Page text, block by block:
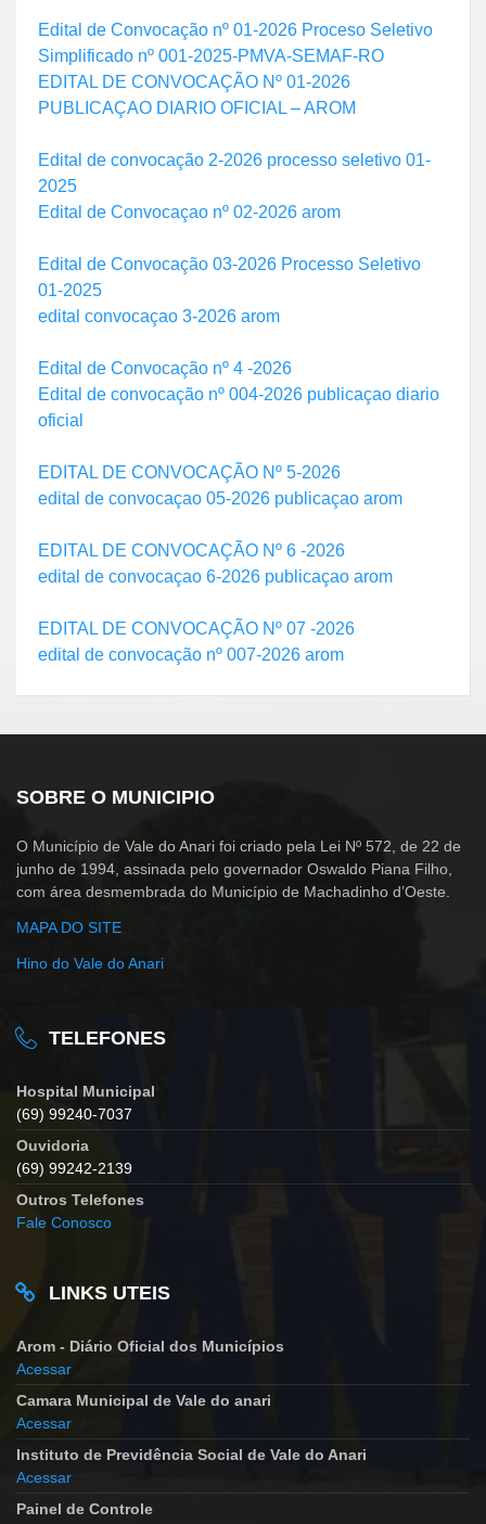
Edital de Convocação nº 01-2026 Proceso Seletivo
Simplificado nº 001-2025-PMVA-SEMAF-RO
EDITAL DE CONVOCAÇÃO Nº 01-2026
PUBLICAÇAO DIARIO OFICIAL – AROM
Edital de convocação 2-2026 processo seletivo 01-
2025
Edital de Convocaçao nº 02-2026 arom
Edital de Convocação 03-2026 Processo Seletivo
01-2025
edital convocaçao 3-2026 arom
Edital de Convocação nº 4 -2026
Edital de convocação nº 004-2026 publicaçao diario
oficial
EDITAL DE CONVOCAÇÃO Nº 5-2026
edital de convocaçao 05-2026 publicaçao arom
EDITAL DE CONVOCAÇÃO Nº 6 -2026
edital de convocaçao 6-2026 publicaçao arom
EDITAL DE CONVOCAÇÃO Nº 07 -2026
edital de convocação nº 007-2026 arom
SOBRE O MUNICIPIO
O Município de Vale do Anari foi criado pela Lei Nº 572, de 22 de
junho de 1994, assinada pelo governador Oswaldo Piana Filho,
com área desmembrada do Município de Machadinho d’Oeste.
MAPA DO SITE
Hino do Vale do Anari
TELEFONES
Hospital Municipal
(69) 99240-7037
Ouvidoria
(69) 99242-2139
Outros Telefones
Fale Conosco
LINKS UTEIS
Arom - Diário Oficial dos Municípios
Acessar
Camara Municipal de Vale do anari
Acessar
Instituto de Previdência Social de Vale do Anari
Acessar
Painel de Controle